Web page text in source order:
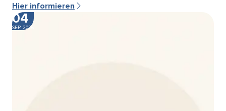
Hier informieren
04
SEP. 2026